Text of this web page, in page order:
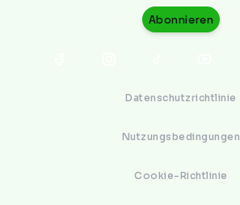
Abonnieren
Datenschutzrichtlinie
Nutzungsbedingungen
Cookie-Richtlinie